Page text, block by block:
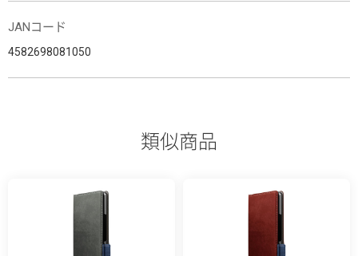
JANコード
4582698081050
類似商品